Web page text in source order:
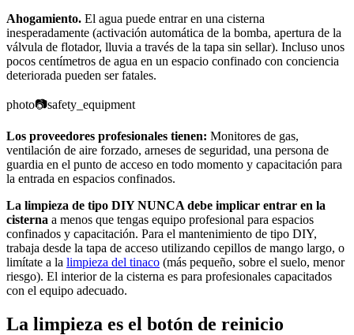
Ahogamiento. El agua puede entrar en una cisterna
inesperadamente (activación automática de la bomba, apertura de la
válvula de flotador, lluvia a través de la tapa sin sellar). Incluso unos
pocos centímetros de agua en un espacio confinado con conciencia
deteriorada pueden ser fatales.
photo📷safety_equipment
Los proveedores profesionales tienen: Monitores de gas,
ventilación de aire forzado, arneses de seguridad, una persona de
guardia en el punto de acceso en todo momento y capacitación para
la entrada en espacios confinados.
La limpieza de tipo DIY NUNCA debe implicar entrar en la
cisterna a menos que tengas equipo profesional para espacios
confinados y capacitación. Para el mantenimiento de tipo DIY,
trabaja desde la tapa de acceso utilizando cepillos de mango largo, o
limítate a la limpieza del tinaco (más pequeño, sobre el suelo, menor
riesgo). El interior de la cisterna es para profesionales capacitados
con el equipo adecuado.
La limpieza es el botón de reinicio